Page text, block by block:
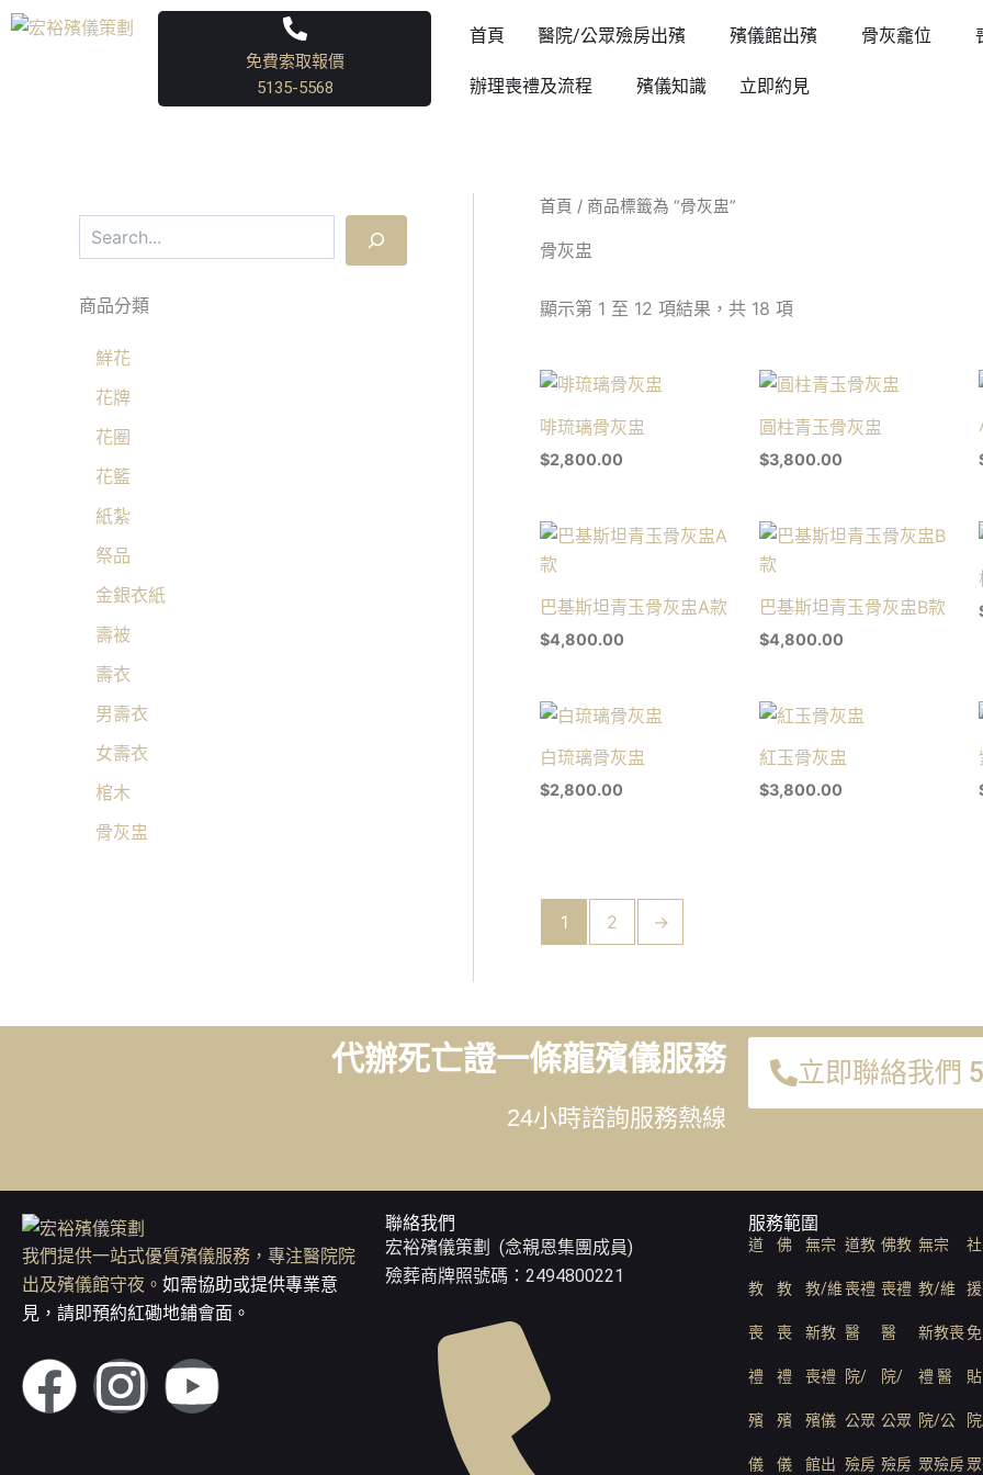
跳
免費索取報價
5135-5568
首頁 醫院/公眾殮房出殯 殯儀館出殯 骨灰龕位
辦理喪禮及流程 殯儀知識 立即約見
e
商品分類
鮮花
花牌
花圈
花籃
紙紮
祭品
金銀衣紙
壽被
壽衣
男壽衣
女壽衣
棺木
骨灰盅
首頁 / 商品標籤為 “骨灰盅”
骨灰盅
顯示第 1 至 12 項結果，共 18 項
啡琉璃骨灰盅
$2,800.00
圓柱青玉骨灰盅
$3,800.00
巴基斯坦青玉骨灰盅A款
$4,800.00
巴基斯坦青玉骨灰盅B款
$4,800.00
白琉璃骨灰盅
$2,800.00
紅玉骨灰盅
$3,800.00
1 2 →
代辦死亡證一條龍殯儀服務
24小時諮詢服務熱線
立即聯絡我們
我們提供一站式優質殯儀服務，專注醫院院
出及殯儀館守夜。 如需協助或提供專業意
見，請即預約紅磡地鋪會面。
F
I
Y
聯絡我們
宏裕殯儀策劃 (念親恩集團成員)
殮葬商牌照號碼：2494800221
服務範圍
道
教
喪
禮
殯
儀
佛
教
喪
禮
殯
儀
無宗
教/維
新教
喪禮
殯儀
館出
道教
喪禮
醫
院/
公眾
殮房
佛教
喪禮
醫
院/
公眾
殮房
無宗
教/維
新教喪
禮 醫
院/公
眾殮房